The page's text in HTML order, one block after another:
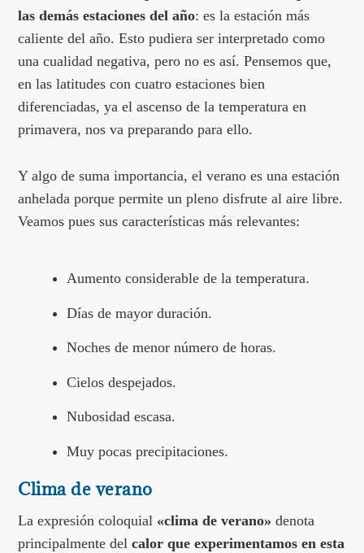
las demás estaciones del año: es la estación más
caliente del año. Esto pudiera ser interpretado como
una cualidad negativa, pero no es así. Pensemos que,
en las latitudes con cuatro estaciones bien
diferenciadas, ya el ascenso de la temperatura en
primavera, nos va preparando para ello.
Y algo de suma importancia, el verano es una estación
anhelada porque permite un pleno disfrute al aire libre.
Veamos pues sus características más relevantes:
Aumento considerable de la temperatura.
Días de mayor duración.
Noches de menor número de horas.
Cielos despejados.
Nubosidad escasa.
Muy pocas precipitaciones.
Clima de verano
La expresión coloquial «clima de verano» denota
principalmente delcalor que experimentamos en esta